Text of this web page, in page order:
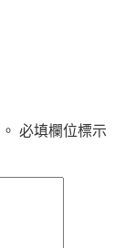
必填欄位標示